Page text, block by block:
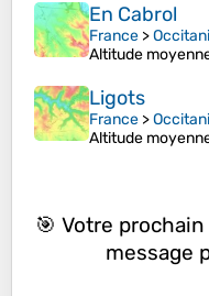
En Cabrol
France >
Altitude
Ligots
France >
Altitude
🎯 Votre
message